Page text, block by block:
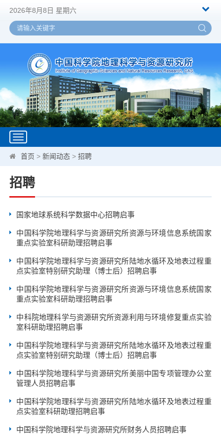
2026年8月8日 星期六
Toggle
navigation
首页 >新闻动态 >招聘
招聘
国家地球系统科学数据中心招聘启事
中国科学院地理科学与资源研究所资源与环境信息系统国家
重点实验室科研助理招聘启事
中国科学院地理科学与资源研究所陆地水循环及地表过程重
点实验室特别研究助理（博士后）招聘启事
中国科学院地理科学与资源研究所资源与环境信息系统国家
重点实验室科研助理招聘启事
中科院地理科学与资源研究所资源利用与环境修复重点实验
室科研助理招聘启事
中国科学院地理科学与资源研究所陆地水循环及地表过程重
点实验室特别研究助理（博士后）招聘启事
中国科学院地理科学与资源研究所美丽中国专项管理办公室
管理人员招聘启事
中国科学院地理科学与资源研究所陆地水循环及地表过程重
点实验室科研助理招聘启事
中国科学院地理科学与资源研究所财务人员招聘启事